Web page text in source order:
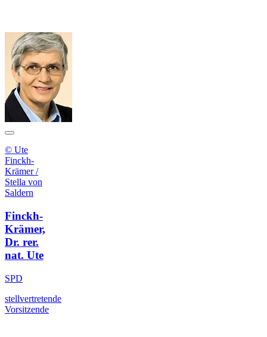
© Ute
Finckh-
Krämer /
Stella von
Saldern
Finckh-
Krämer,
Dr. rer.
nat. Ute
SPD
stellvertretende
Vorsitzende